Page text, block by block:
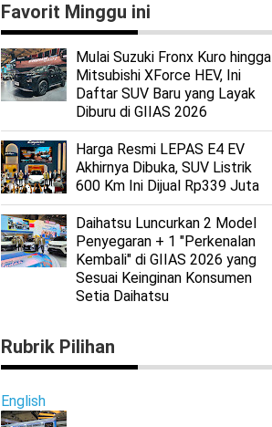
Favorit Minggu ini
Mulai Suzuki Fronx Kuro hingga
Mitsubishi XForce HEV, Ini
Daftar SUV Baru yang Layak
Diburu di GIIAS 2026
Harga Resmi LEPAS E4 EV
Akhirnya Dibuka, SUV Listrik
600 Km Ini Dijual Rp339 Juta
Daihatsu Luncurkan 2 Model
Penyegaran + 1 "Perkenalan
Kembali" di GIIAS 2026 yang
Sesuai Keinginan Konsumen
Setia Daihatsu
Rubrik Pilihan
English